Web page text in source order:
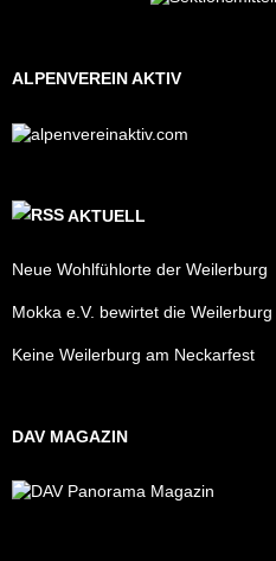
ALPENVEREIN AKTIV
AKTUELL
Neue Wohlfühlorte der Weilerburg
Mokka e.V. bewirtet die Weilerburg
Keine Weilerburg am Neckarfest
DAV MAGAZIN